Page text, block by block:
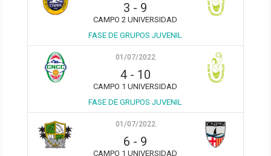
3 - 9
CAMPO 2 UNIVERSIDAD
FASE DE GRUPOS JUVENIL
01/07/2022
4- 10
CAMPO 1 UNIVERSIDAD
FASE DE GRUPOS JUVENIL
01/07/2022
6 - 9
CAMPO 1 UNIVERSIDAD